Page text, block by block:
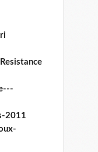
2011